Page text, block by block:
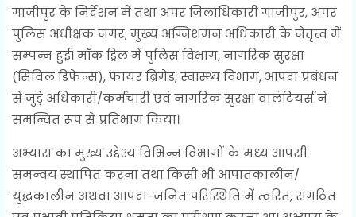
गाजीपुर के निर्देशन में तथा अपर जिलाधिकारी गाजीपुर, अपर
पुलिस अधीक्षक नगर, मुख्य अग्निशमन अधिकारी के नेतृत्व में
सम्पन्न हुई। मॉक ड्रिल में पुलिस विभाग, नागरिक सुरक्षा
(सिविल डिफेन्स), फायर ब्रिगेड, स्वास्थ्य विभाग, आपदा प्रबंधन
से जुड़े अधिकारी/कर्मचारी एवं नागरिक सुरक्षा वालंटियर्स ने
समन्वित रूप से प्रतिभाग किया।
अभ्यास का मुख्य उद्देश्य विभिन्न विभागों के मध्य आपसी
समन्वय स्थापित करना तथा किसी भी आपातकालीन/
युद्धकालीन अथवा आपदा-जनित परिस्थिति में त्वरित, संगठित